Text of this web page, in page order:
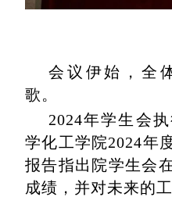
会议伊始，全
歌。
2024年学生会
学化工学院2024年
报告指出院学生会
成绩，并对未来的